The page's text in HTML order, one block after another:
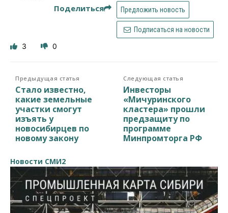
Поделиться Предложить новость
Подписаться на новости
3 0
Предыдущая статья
Стало известно,
какие земельные
участки смогут
изъять у
новосибирцев по
новому закону
Следующая статья
Инвесторы
«Мичуринского
кластера» прошли
предзащиту по
программе
Минпромторга РФ
Новости СМИ2